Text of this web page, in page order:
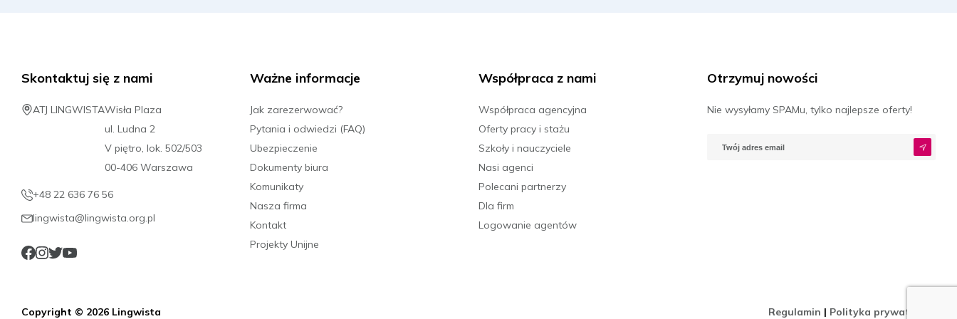
Skontaktuj się z nami
ATJ LINGWISTAWisła Plaza
ul. Ludna 2
V piętro, lok. 502/503
00-406 Warszawa
+48 22 636 76 56
lingwista@lingwista.org.pl
Ważne informacje
Jak zarezerwować?
Pytania i odwiedzi (FAQ)
Ubezpieczenie
Dokumenty biura
Komunikaty
Nasza firma
Kontakt
Projekty Unijne
Współpraca z nami
Współpraca agencyjna
Oferty pracy i stażu
Szkoły i nauczyciele
Nasi agenci
Polecani partnerzy
Dla firm
Logowanie agentów
Otrzymuj nowości
Nie wysyłamy SPAMu, tylko najlepsze oferty!
Copyright © 2026 Lingwista Regulamin | Polityka prywatności